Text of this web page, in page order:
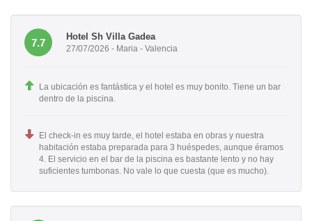
7.7
Hotel Sh Villa Gadea
27/07/2026 - Maria - Valencia
La ubicación es fantástica y el hotel es muy bonito. Tiene un bar
dentro de la piscina.
El check-in es muy tarde, el hotel estaba en obras y nuestra
habitación estaba preparada para 3 huéspedes, aunque éramos
4. El servicio en el bar de la piscina es bastante lento y no hay
suficientes tumbonas. No vale lo que cuesta (que es mucho).